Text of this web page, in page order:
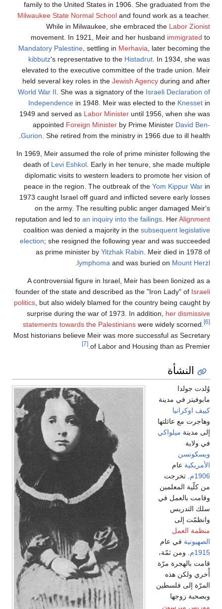
family to the United States in 1906. She graduated from the
Milwaukee State Normal School and found work as a teacher.
While in Milwaukee, she embraced the Labor Zionist
movement. In 1921, Meir and her husband immigrated to
Mandatory Palestine, settling in Merhavia, later becoming the
kibbutz's representative to the Histadrut. In 1934, she was
elevated to the executive committee of the trade union. Meir
held several key roles in the Jewish Agency during and after
World War II. She was a signatory of the Israeli Declaration of
Independence in 1948. Meir was elected to the Knesset in
1949 and served as Labor Minister until 1956, when she was
appointed Foreign Minister by Prime Minister David Ben-
Gurion. She retired from the ministry in 1966 due to ill health.
In 1969, Meir assumed the role of prime minister following the
death of Levi Eshkol. Early in her tenure, she made multiple
diplomatic visits to western leaders to promote her vision of
peace in the region. The outbreak of the Yom Kippur War in
1973 caught Israel off guard and inflicted severe early losses
on the army. The resulting public anger damaged Meir's
reputation and led to an inquiry into the failings. HerAlignment
coalition was denied a majority in the subsequent legislative
election; she resigned the following year and was succeeded
as prime minister by Yitzhak Rabin. Meir died in 1978 of
lymphoma and was buried on Mount Herzl
.
A controversial figure in Israel, Meir has been lionized as a
founder of the state and described as the "Iron Lady" of Israeli
politics, but also widely blamed for the country being caught by
surprise during the war of 1973. In addition, her dismissive
statements towards the Palestinians were widely scorned. [6]
Most historians believe Meir was more successful as Secretary
of Labor and Housing than as Premier.
[7]
النشأة
وُلدت جولدا
مابوفيتز في مدينة
كييف اوكرانيا
وهاجرت مع عائلتها
إلى مدينة ميلواكي
في ولاية
ويسكونسن
الأمريكية عام
1906م
. تخرجت
من كلّية المعلمين
وقامت بالعمل في
سلك التدريس
وانظمّت إلى
منظمة العمل
الصهيونية في عام
1915م
. ومن ثمّة،
قامت بالهجرة مرّة
أُخري ولكن هذه
المرّة إلى فلسطين
وبصحبة زوجها
موريس ميرسون